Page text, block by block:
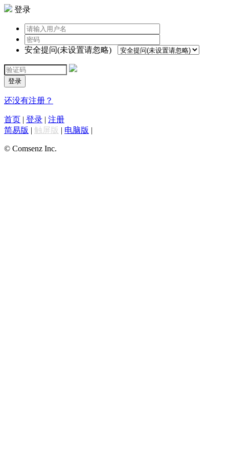
登录
安全提问(未设置请忽略)
登录
还没有注册？
首页 | 登录 | 注册
简易版 | 触屏版 | 电脑版 |
© Comsenz Inc.